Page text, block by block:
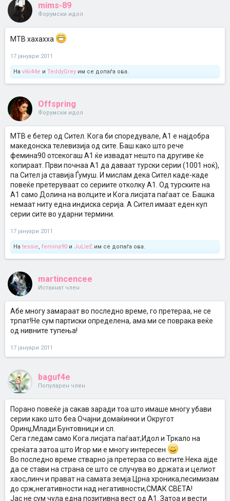
mims-89
Форумски идол
МТВ хахахха
17 јануари 2011
На viki44e и TeddyGrey им се допаѓа ова.
Offspring
Форумски идол
МТВ е бетер од Сител. Кога би споредувале, А1 е најдобра
македонска телевизија од сите. Баш како што рече
фемина90 отсекогаш А1 ќе извадат нешто па другиве ќе
копираат. Први почнаа А1 да даваат турски серии (1001 ноќ),
па Сител ја ставија Ѓумуш. И мислам дека Сител каде-каде
повеќе претеруваат со сериите отколку А1. Од турските на
А1 само Долина на волците и Кога лисјата паѓаат се. Башка
немаат ниту една индиска серија. А Сител имаат еден куп
серии сите во ударни термини.
17 јануари 2011
На tessie, femina90 и JuLleE им се допаѓа ова.
martincencee
Истакнат член
Абе многу замараат во последно време, го претераа, не се
трпат!Не сум партиски определeна, ама ми се поврака веќе
од нивните тупења!
17 јануари 2011
baguf4e
Популарен член
Порано повеќе ја сакав заради тоа што имаше многу убави
серии како што беа Очајни домаќинки и Округот
Оринџ,Млади Бунтовници и сл.
Сега гледам само Кога лисјата паѓаат,Идол и Тркало на
среќата затоа што Игор ми е многу интересен
Во последно време стварно ја претераа со вестите.Нека ајде
да се стави на страна се што се случува во држата и целиот
хаос,линч и прават на самата земја.Црна хроника,песимизам
до срж,негативности над негативности,СМАК СВЕТА!
Јас не сум чула една позитивна вест од А1. Затоа и вести